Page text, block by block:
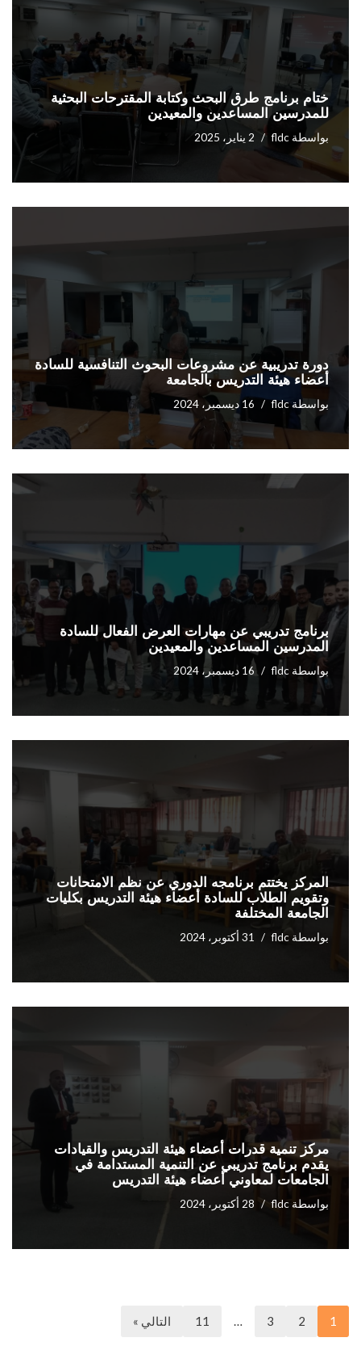
ختام برنامج طرق البحث وكتابة المقترحات البحثية
للمدرسين المساعدين والمعيدين
بواسطة fldc 2 يناير، 2025
دورة تدريبية عن مشروعات البحوث التنافسية للسادة
أعضاء هيئة التدريس بالجامعة
بواسطةfldc 16 ديسمبر، 2024
برنامج تدريبي عن مهارات العرض الفعال للسادة
المدرسين المساعدين والمعيدين
بواسطة fldc 16 ديسمبر، 2024
المركز يختتم برنامجه الدوري عن نظم الامتحانات
وتقويم الطلاب للسادة أعضاء هيئة التدريس بكليات
الجامعة المختلفة
بواسطة fldc 31 أكتوبر، 2024
مركز تنمية قدرات أعضاء هيئة التدريس والقيادات
يقدم برنامج تدريبي عن التنمية المستدامة في
الجامعات لمعاوني أعضاء هيئة التدريس
بواسطة fldc 28 أكتوبر، 2024
1
2
3
…
11 التالي »